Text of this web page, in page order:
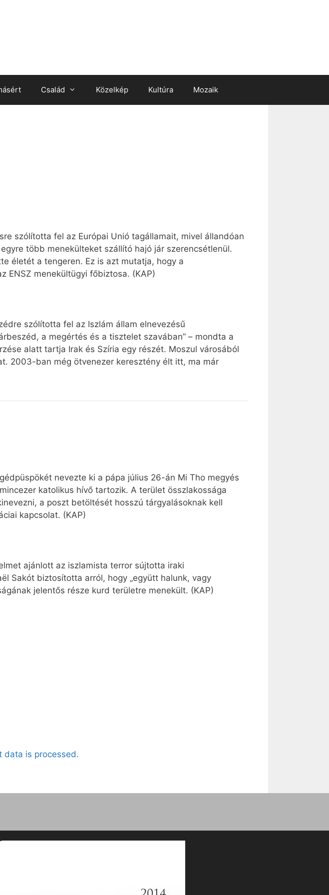
Család Közelkép Kultúra Mozaik
szólította fel az Európai Unió tagállamait, mivel állandóan
több menekülteket szállító hajó jár szerencsétlenül.
életét a tengeren. Ez is azt mutatja, hogy a
ENSZ menekültügyi főbiztosa. (KAP)
szólította fel az Iszlám állam elnevezésű
a megértés és a tisztelet szavában” – mondta a
alatt tartja Irak és Szíria egy részét. Moszul városából
2003-ban még ötvenezer keresztény élt itt, ma már
nevezte ki a pápa július 26-án Mi Tho megyés
katolikus hívő tartozik. A terület összlakossága
a poszt betöltését hosszú tárgyalásoknak kell
kapcsolat. (KAP)
ajánlott az iszlamista terror sújtotta iraki
Sakót biztosította arról, hogy „együtt halunk, vagy
jelentős része kurd területre menekült. (KAP)
data is processed.